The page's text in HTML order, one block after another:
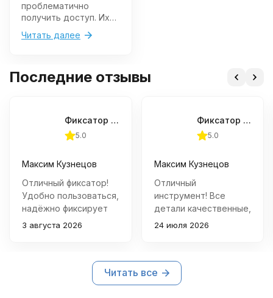
проблематично
получить доступ. Их
автовладельцев и
трудности.
Маслосъемный
деталь с резиновым
“колпачком”. Внутри
которая плотно
охватывает
кольцевое резиновое
уплотнение данной
запчасти. Она нужна
для фиксации
прижатия к клапану.
Также этот механизм
Читать далее
Последние отзывы
Фиксатор шкива распредвала (Subaru) JTC-4409
5.0
Максим Кузнецов
Отличный фиксатор!
Удобно пользоваться,
надёжно фиксирует
шкив распредвала
3 августа 2026
Фиксатор распредвала для установки фаз ГРМ (Renault) JTC-4925
5.0
Максим Кузнецов
Отличный
инструмент! Все
детали качественные,
хорошо подогнаны
быстро и без
проблем.
24 июля 2026
Читать все